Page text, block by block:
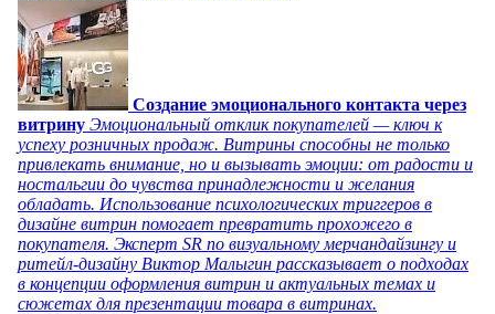
Создание эмоционального контакта через
витрину Эмоциональный отклик покупателей — ключ к
успеху розничных продаж. Витрины способны не только
привлекать внимание, но и вызывать эмоции: от радости и
ностальгии до чувства принадлежности и желания
обладать. Использование психологических триггеров в
дизайне витрин помогает превратить прохожего в
покупателя. Эксперт SR по визуальному мерчандайзингу и
ритейл-дизайну Виктор Малыгин рассказывает о подходах
в концепции оформления витрин и актуальных темах и
сюжетах для презентации товара в витринах.